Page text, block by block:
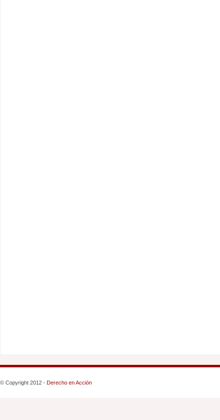
© Copyright 2012 - Derecho en Acción